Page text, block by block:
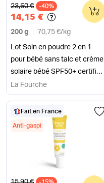
Ancien prix
23,60 € -40%
14,15 €
200 g 70,75 €/ kg
Lot Soin en poudre 2 en 1
pour bébé sans talc et crème
solaire bébé SPF50+ certifiée
bio
0
La Fourche
Fait en France
Anti-gaspi
Ancien prix